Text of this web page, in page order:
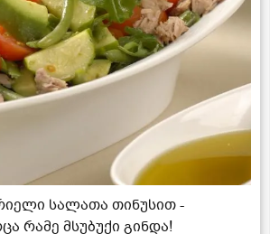
სალათა თინუსით -
რამე მსუბუქი გინდა!